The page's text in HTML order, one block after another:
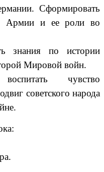
Сформировать
Армии и ее роли во
знания по истории
Мировой войн.
чувство
советского народа